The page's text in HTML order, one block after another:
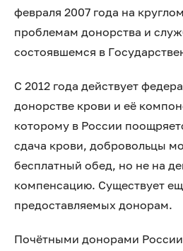
февраля 2007 года на
проблемам донорства и
состоявшемся в
С 2012 года действует
донорстве крови и её
которому в России
сдача крови, добровольцы
бесплатный обед, но не на
компенсацию. Существует
предоставляемых донорам.
Почётными донорами